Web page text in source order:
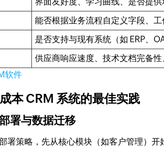
能否根据业务流程自定义字段、
是否支持与现有系统（如 ERP、
供应商响应速度、技术文档完备
本 CRM 系统的最佳实践
部署与数据迁移
署策略，先从核心模块（如客户管理）